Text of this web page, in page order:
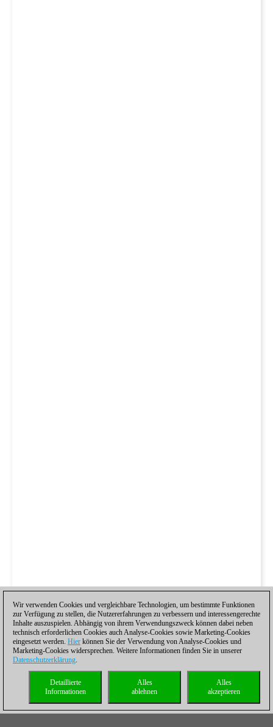
Wir verwenden Cookies und vergleichbare Technologien, um bestimmte Funktionen
zur Verfügung zu stellen, die Nutzererfahrungen zu verbessern und interessengerechte
Inhalte auszuspielen. Abhängig von ihrem Verwendungszweck können dabei neben
technisch erforderlichen Cookies auch Analyse-Cookies sowie Marketing-Cookies
eingesetzt werden. Hier können Sie der Verwendung von Analyse-Cookies und
Marketing-Cookies widersprechen. Weitere Informationen finden Sie in unserer
Datenschutzerklärung.
Alles
akzeptieren
Alles
ablehnen
Detaillierte
Informationen